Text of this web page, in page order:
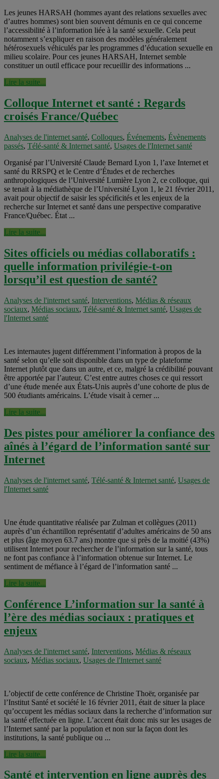
Les jeunes HARSAH (hommes ayant des relations sexuelles avec
d’autres hommes) sont bien souvent démunis en ce qui concerne
l’accessibilité à l’information liée à la santé sexuelle. Cela peut
notamment s’expliquer en raison des modèles généralement
hétérosexuels véhiculés par les programmes d’éducation sexuelle en
milieu scolaire. Pour ces jeunes HARSAH, Internet semble
constituer un outil efficace pour recueillir des informations ...
Lire la suite...
Colloque Internet et santé : Regards
croisés France/Québec
Analyses de l'internet santé, Colloques, Événements, Évènements
passés, Télé-santé & Internet santé, Usages de l'Internet santé
Organisé par l’Université Claude Bernard Lyon 1, l’axe Internet et
santé du RRSPQ et le Centre d’Études et de recherches
anthropologiques de l’Université Lumière Lyon 2, ce colloque, qui
se tenait à la médiathèque de l’Université Lyon 1, le 21 février 2011,
avait pour objectif de saisir les spécificités et les enjeux de la
recherche sur Internet et santé dans une perspective comparative
France/Québec. État ...
Lire la suite...
Sites officiels ou médias collaboratifs :
quelle information privilégie-t-on
lorsqu’il est question de santé?
Analyses de l'internet santé, Interventions, Médias & réseaux
sociaux, Médias sociaux, Télé-santé & Internet santé, Usages de
l'Internet santé
Les internautes jugent différemment l’information à propos de la
santé selon qu’elle soit disponible dans un type de plateforme
Internet plutôt que dans un autre, et ce, malgré la crédibilité pouvant
être apportée par l’auteur. C’est entre autres choses ce qui ressort
d’une étude menée aux États-Unis auprès d’une cohorte de plus de
500 étudiants américains. L’étude visait à cerner ...
Lire la suite...
Des pistes pour améliorer la confiance des
aînés à l’égard de l’information santé sur
Internet
Analyses de l'internet santé, Télé-santé & Internet santé, Usages de
l'Internet santé
Une étude quantitative réalisée par Zulman et collègues (2011)
auprès d’un échantillon représentatif d’adultes américains de 50 ans
et plus (âge moyen 63.7 ans) montre que si près de la moitié (43%)
utilisent Internet pour rechercher de l’information sur la santé, tous
ne font pas confiance à l’information obtenue sur Internet. Le
sentiment de méfiance à l’égard de l’information santé ...
Lire la suite...
Conférence L’information sur la santé à
l’ère des médias sociaux : pratiques et
enjeux
Analyses de l'internet santé, Interventions, Médias & réseaux
sociaux, Médias sociaux, Usages de l'Internet santé
L’objectif de cette conférence de Christine Thoër, organisée par
l’Institut Santé et société le 16 février 2011, était de situer la place
qu’occupent les médias sociaux dans la recherche d’information sur
la santé effectuée en ligne. L’accent était donc mis sur les usages de
l’Internet santé par la population et non sur la façon dont les
institutions, la santé publique ou ...
Lire la suite...
Santé et intervention en ligne auprès des